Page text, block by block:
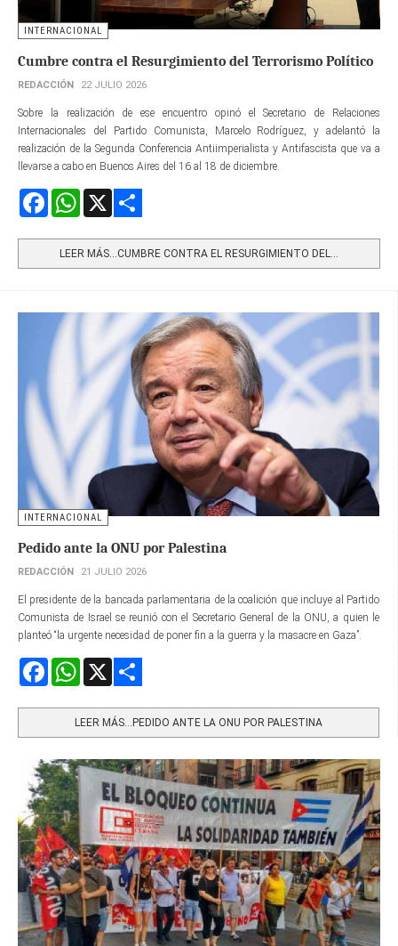
INTERNACIONAL
Cumbre contra el Resurgimiento del Terrorismo Político
REDACCIÓN 22 JULIO 2026
Sobre la realización de ese encuentro opinó el Secretario de Relaciones
Internacionales del Partido Comunista, Marcelo Rodríguez, y adelantó la
realización de la Segunda Conferencia Antiimperialista y Antifascista que va a
llevarse a cabo en Buenos Aires del 16 al 18 de diciembre.
FacebookWhatsApp
LEER MÁS…CUMBRE CONTRA EL RESURGIMIENTO DEL...
INTERNACIONAL
Pedido ante la ONU por Palestina
REDACCIÓN 21 JULIO 2026
El presidente de la bancada parlamentaria de la coalición que incluye al Partido
Comunista de Israel se reunió con el Secretario General de la ONU, a quien le
planteó “la urgente necesidad de poner fin a la guerra y la masacre en Gaza”.
FacebookWhatsApp
LEER MÁS…PEDIDO ANTE LA ONU POR PALESTINA